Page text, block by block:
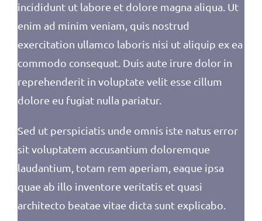
incididunt ut labore et dolore magna aliqua. Ut
enim ad minim veniam, quis nostrud
exercitation ullamco laboris nisi ut aliquip ex ea
commodo consequat. Duis aute irure dolor in
reprehenderit in voluptate velit esse cillum
dolore eu fugiat nulla pariatur.
Sed ut perspiciatis unde omnis iste natus error
sit voluptatem accusantium doloremque
laudantium, totam rem aperiam, eaque ipsa
quae ab illo inventore veritatis et quasi
architecto beatae vitae dicta sunt explicabo.